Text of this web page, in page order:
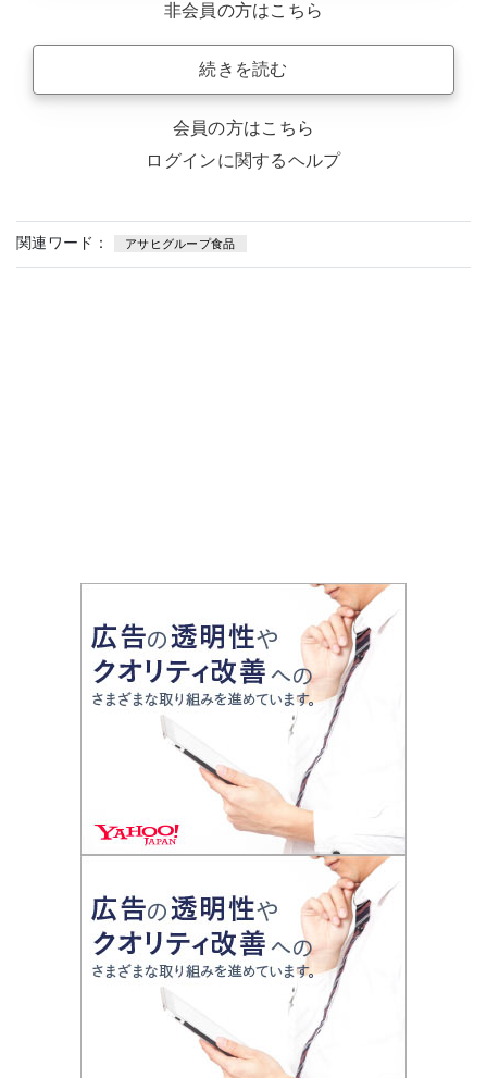
非会員の方はこちら
続きを読む
会員の方はこちら
ログインに関するヘルプ
関連ワード： アサヒグループ食品